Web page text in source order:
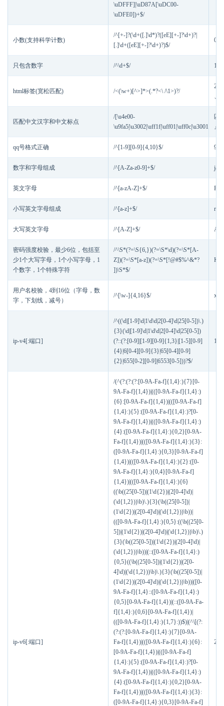
\uDFFF]|\uD87A[\uDC00-
\uDFE0])+$/
小数(支持科学计数)
/^[+-]?(\d+([.]\d*)?([eE][+-]?\d+)?|
[.]\d+([eE][+-]?\d+)?)$/
0.0
只包含数字 /^\d+$/
html标签(宽松匹配) /<(\w+)[^>]*>(.*?<\ /\1>)?/
、
匹配中文汉字和中文标点
/[\u4e00-
匹
』
qq号格式正确 /^[1-9][0-9]{4,10}$/
数字和字母组成 /^[A-Za-z0-9]+$/
英文字母 /^[a-zA-Z]+$/
小写英文字母组成 /^[a-z]+$/
大写英文字母 /^[A-Z]+$/
密码强度校验，最少6位，包括至
少1个大写字母，1个小写字母，1
个数字，1个特殊字符
/^\S*(?=\S{6,})(?=\S*\d)(?=\S*[A-
Z])(?=\S*[a-z])(?=\S*[!@#$%^&*?
])\S*$/
用户名校验，4到16位（字母，数
字，下划线，减号）
/^[\w-]{4,16}$/
ip-v4[:端口]
/^((\d|[1-9]\d|1\d\d|2[0-4]\d|25[0-5])\.)
{3}(\d|[1-9]\d|1\d\d|2[0-4]\d|25[0-5])
(?::(?:[0-9]|[1-9][0-9]{1,3}|[1-5][0-9]
{4}|6[0-4][0-9]{3}|65[0-4][0-9]
{2}|655[0-2][0-9]|6553[0-5]))?$/
ip-v6[:端口]
/(^(?:(?:(?:[0-9A-Fa-f]{1,4}:){7}[0-
9A-Fa-f]{1,4})|(([0-9A-Fa-f]{1,4}:)
{6}:[0-9A-Fa-f]{1,4})|(([0-9A-Fa-f]
{1,4}:){5}:([0-9A-Fa-f]{1,4}:)?[0-
9A-Fa-f]{1,4})|(([0-9A-Fa-f]{1,4}:)
{4}:([0-9A-Fa-f]{1,4}:){0,2}[0-9A-
Fa-f]{1,4})|(([0-9A-Fa-f]{1,4}:){3}:
([0-9A-Fa-f]{1,4}:){0,3}[0-9A-Fa-f]
{1,4})|(([0-9A-Fa-f]{1,4}:){2}:([0-
9A-Fa-f]{1,4}:){0,4}[0-9A-Fa-f]
{1,4})|(([0-9A-Fa-f]{1,4}:){6}
((\b((25[0-5])|(1\d{2})|(2[0-4]\d)|
(\d{1,2}))\b)\.){3}(\b((25[0-5])|
(1\d{2})|(2[0-4]\d)|(\d{1,2}))\b))|
(([0-9A-Fa-f]{1,4}:){0,5}:((\b((25[0-
5])|(1\d{2})|(2[0-4]\d)|(\d{1,2}))\b)\.)
{3}(\b((25[0-5])|(1\d{2})|(2[0-4]\d)|
(\d{1,2}))\b))|(::([0-9A-Fa-f]{1,4}:)
{0,5}((\b((25[0-5])|(1\d{2})|(2[0-
4]\d)|(\d{1,2}))\b)\.){3}(\b((25[0-5])|
(1\d{2})|(2[0-4]\d)|(\d{1,2}))\b))|([0-
9A-Fa-f]{1,4}::([0-9A-Fa-f]{1,4}:)
{0,5}[0-9A-Fa-f]{1,4})|(::([0-9A-Fa-
f]{1,4}:){0,6}[0-9A-Fa-f]{1,4})|
(([0-9A-Fa-f]{1,4}:){1,7}:))$)|(^\[(?:
(?:(?:[0-9A-Fa-f]{1,4}:){7}[0-9A-
Fa-f]{1,4})|(([0-9A-Fa-f]{1,4}:){6}:
[0-9A-Fa-f]{1,4})|(([0-9A-Fa-f]
{1,4}:){5}:([0-9A-Fa-f]{1,4}:)?[0-
9A-Fa-f]{1,4})|(([0-9A-Fa-f]{1,4}:)
{4}:([0-9A-Fa-f]{1,4}:){0,2}[0-9A-
Fa-f]{1,4})|(([0-9A-Fa-f]{1,4}:){3}:
([0-9A-Fa-f]{1,4}:){0,3}[0-9A-Fa-f]